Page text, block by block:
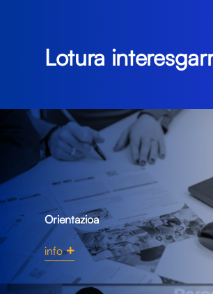
Lotura
Orientazioa
info